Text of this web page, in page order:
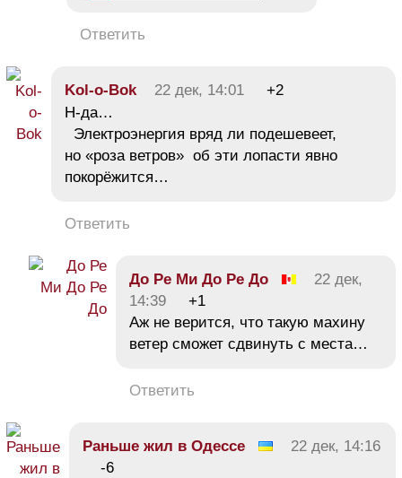
Ответить
Kol-o-Bok 22 дек, 14:01
+2
Н-да…
Электроэнергия вряд ли подешевеет,
но «роза ветров» об эти лопасти явно
покорёжится…
Ответить
До Ре Ми До Ре До
22 дек,
14:39
+1
Аж не верится, что такую махину
ветер сможет сдвинуть с места…
Ответить
Раньше жил в Одессе
22 дек, 14:16
-6